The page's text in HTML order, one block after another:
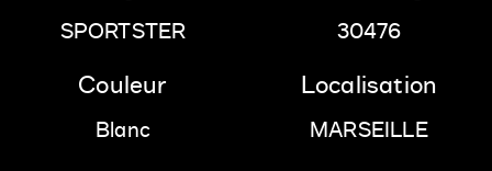
SPORTSTER 30476
Couleur
Blanc
Localisation
MARSEILLE